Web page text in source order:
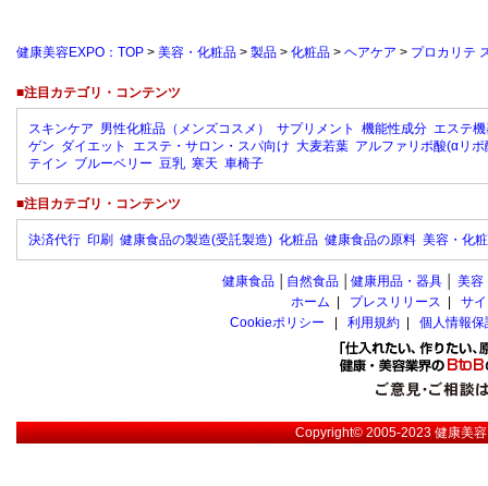
健康美容EXPO：TOP > 美容・化粧品 > 製品 > 化粧品 > ヘアケア > プロカリテ
■注目カテゴリ・コンテンツ
スキンケア 男性化粧品（メンズコスメ） サプリメント 機能性成分 エステ
ゲン ダイエット エステ・サロン・スパ向け 大麦若葉 アルファリポ酸(αリポ
テイン ブルーベリー 豆乳 寒天 車椅子
■注目カテゴリ・コンテンツ
決済代行 印刷 健康食品の製造(受託製造) 化粧品 健康食品の原料 美容・化
健康食品 自然食品 健康用品・器具 美容
ホーム
プレスリリース
サ
Cookieポリシー
利用規約 個人情報
Copyright© 2005-2023健康美